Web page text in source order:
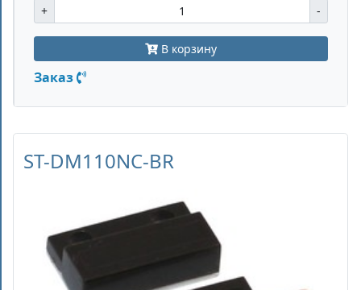
+ -
В корзину
Заказ
ST-DM110NC-BR